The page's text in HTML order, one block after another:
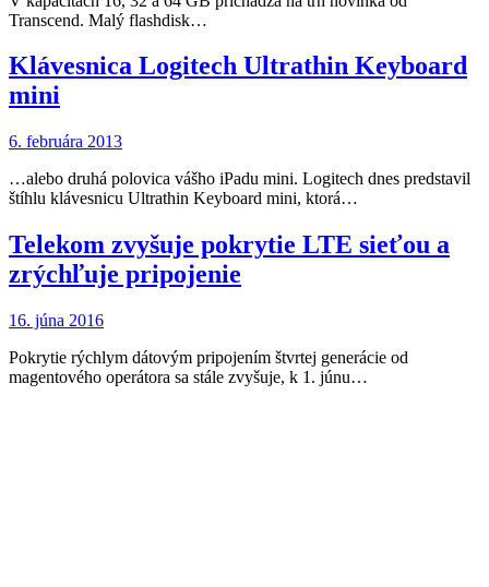
Transcend. Malý flashdisk…
Klávesnica Logitech Ultrathin Keyboard
mini
6. februára 2013
…alebo druhá polovica vášho iPadu mini. Logitech dnes predstavil
štíhlu klávesnicu Ultrathin Keyboard mini, ktorá…
Telekom zvyšuje pokrytie LTE sieťou a
zrýchľuje pripojenie
16. júna 2016
Pokrytie rýchlym dátovým pripojením štvrtej generácie od
magentového operátora sa stále zvyšuje, k 1. júnu…